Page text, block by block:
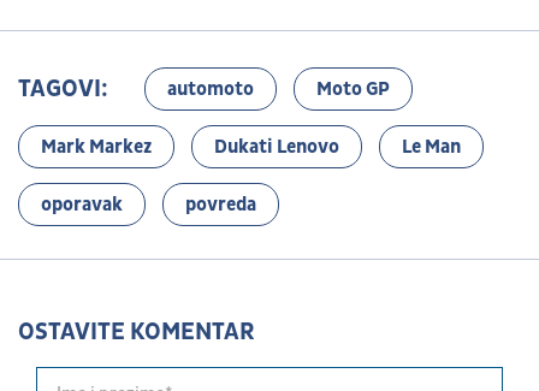
TAGOVI: automoto Moto GP
Mark Markez Dukati Lenovo Le Man
oporavak povreda
OSTAVITE KOMENTAR